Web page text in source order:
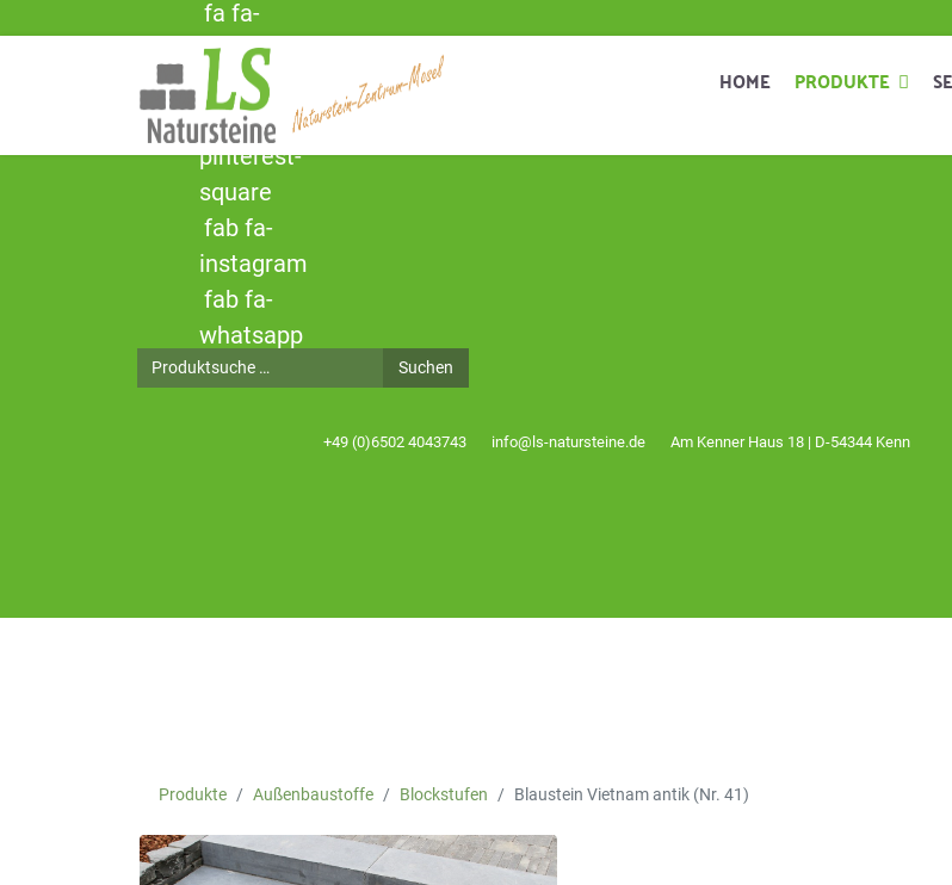
fa fa-
facebook-
square
fa fa-
pinterest-
square
fab fa-
instagram
fab fa-
whatsapp
Produktsuche Suchen
+49 (0)6502 4043743 info@ls-natursteine.de Am Kenner Haus 18 | D-54344 Kenn
HOME PRODUKTE
Produkte Außenbaustoffe Blockstufen Blaustein Vietnam antik (Nr. 41)